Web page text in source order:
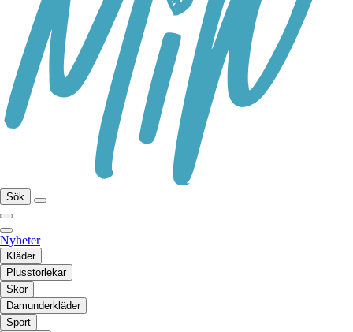
Sök
Nyheter
Kläder
Plusstorlekar
Skor
Damunderkläder
Sport